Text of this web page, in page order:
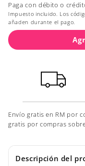
Paga con débito o
Impuesto incluido. Los
añaden durante el pago.
Envío gratis en RM por
gratis por compras
Descripción del